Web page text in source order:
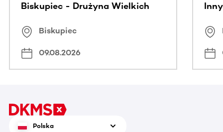
Biskupiec - Drużyna Wielkich
Biskupiec
09.08.2026
Polska